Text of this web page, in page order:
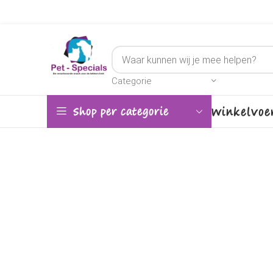
Categorie
Shop per categorie Winkel